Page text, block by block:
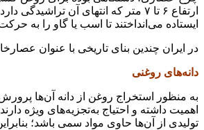
ارتفاع ۶ تا ۷ متر که انتهای آن
ایستاده می‌انداختند تا اسب یا گاو را به
در ایران چندین بنای تاریخی با عنوان
دانه‌های روغنی
به منظور استخراج روغن از دانه آن‌ها
اهمیت داشته و احتیاج به‌تجزیه‌های ویژه
تولیدی از آن‌ها حاوی مواد سمی باشد؛